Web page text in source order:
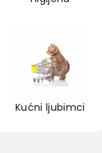
Kućni ljubimci